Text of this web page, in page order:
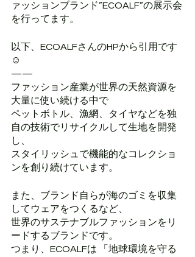
ァッションブランド”ECOALF”の展示会
を行ってます。
以下、ECOALFさんのHPから引用です
☺︎
——
ファッション産業が世界の天然資源を
大量に使い続ける中で
ペットボトル、漁網、タイヤなどを独
自の技術でリサイクルして生地を開発
し、
スタイリッシュで機能的なコレクショ
ンを創り続けています。
また、ブランド自らが海のゴミを収集
してウェアをつくるなど、
世界のサステナブルファッションをリ
ードするブランドです。
つまり、ECOALFは 「地球環境を守る